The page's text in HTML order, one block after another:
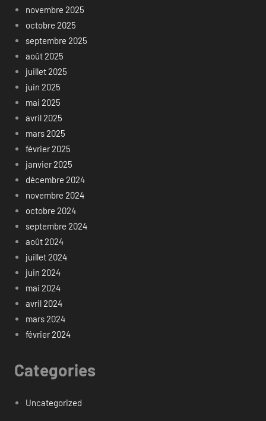
novembre 2025
octobre 2025
septembre 2025
août 2025
juillet 2025
juin 2025
mai 2025
avril 2025
mars 2025
février 2025
janvier 2025
décembre 2024
novembre 2024
octobre 2024
septembre 2024
août 2024
juillet 2024
juin 2024
mai 2024
avril 2024
mars 2024
février 2024
Categories
Uncategorized